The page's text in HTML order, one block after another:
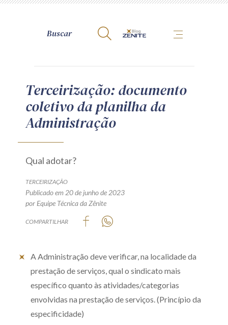
A Zênite
Como publicar conosco
Site da Zênite
Guia de Direitos dos Titulares de Dados
Encarregado (contato)
Zênite Fácil IA
Zênite Play
Orientação por Escrito
Terceirização: documento
coletivo da planilha da
Administração
Qual adotar?
TERCEIRIZAÇÃO
Publicado em 20 de junho de 2023
por Equipe Técnica da Zênite
COMPARTILHAR
A Administração deve verificar, na localidade da
prestação de serviços, qual o sindicato mais
específico quanto às atividades/categorias
envolvidas na prestação de serviços. (Princípio da
especificidade)